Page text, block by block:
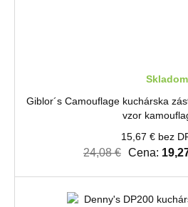
Skladom
Giblor´s Camouflage kuchárska
vzor
15,67 € bez
24,08 € Cena: